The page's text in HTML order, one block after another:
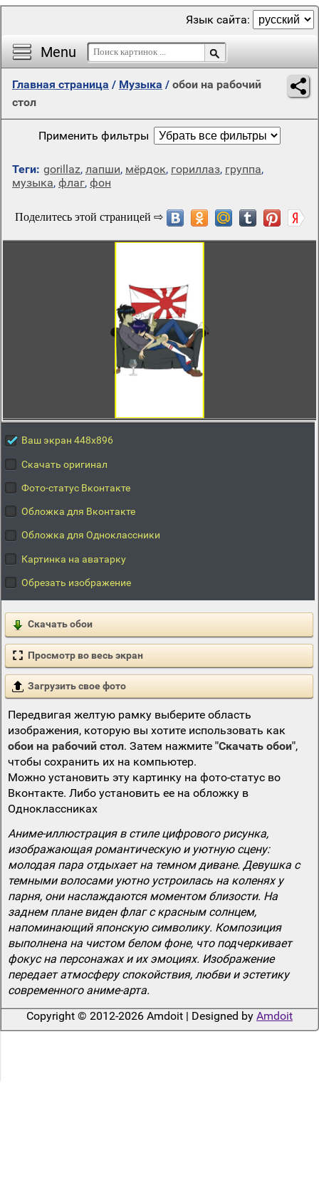
Menu
Язык сайта:
Главная страница / Музыка / обои на рабочий
стол
Применить фильтры
Теги: gorillaz, лапши, мёрдок, гориллаз, группа,
музыка, флаг, фон
Ваш экран 448x896
Скачать оригинал
Фото-статус Вконтакте
Обложка для Вконтакте
Обложка для Одноклассники
Картинка на аватарку
Обрезать изображение
Скачать обои
Просмотр во весь экран
Загрузить свое фото
Передвигая желтую рамку выберите область
изображения, которую вы хотите использовать как
обои на рабочий стол. Затем нажмите "Скачать обои",
чтобы сохранить их на компьютер.
Можно установить эту картинку на фото-статус во
Вконтакте. Либо установить ее на обложку в
Одноклассниках
Аниме-иллюстрация в стиле цифрового рисунка,
изображающая романтическую и уютную сцену:
молодая пара отдыхает на темном диване. Девушка с
темными волосами уютно устроилась на коленях у
парня, они наслаждаются моментом близости. На
заднем плане виден флаг с красным солнцем,
напоминающий японскую символику. Композиция
выполнена на чистом белом фоне, что подчеркивает
фокус на персонажах и их эмоциях. Изображение
передает атмосферу спокойствия, любви и эстетику
современного аниме-арта.
Copyright © 2012-2026 Amdoit | Designed by Amdoit